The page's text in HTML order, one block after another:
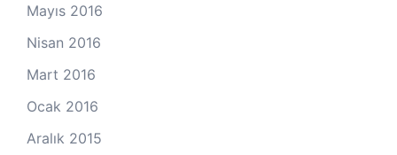
Mayıs 2016
Nisan 2016
Mart 2016
Ocak 2016
Aralık 2015